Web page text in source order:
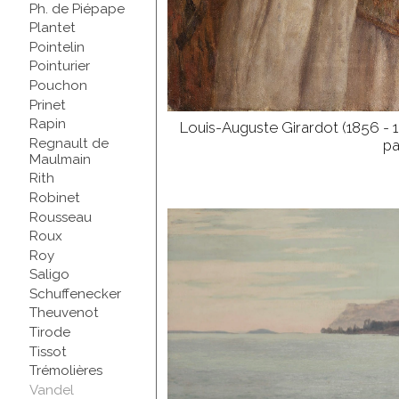
Ph. de Piépape
Plantet
Pointelin
Pointurier
Pouchon
Prinet
Rapin
Regnault de
Maulmain
Rith
Robinet
Rousseau
Roux
Roy
Saligo
Schuffenecker
Theuvenot
Tirode
Tissot
Trémolières
Vandel
Louis-Auguste Girardot (1856 -